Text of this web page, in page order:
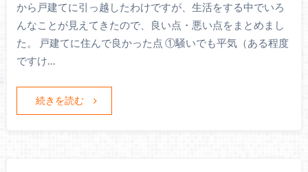
から戸建てに引っ越したわけですが、生活をする中でいろ
んなことが見えてきたので、良い点・悪い点をまとめまし
た。 戸建てに住んで良かった点 ①騒いでも平気（ある程度
ですけ…
続きを読む